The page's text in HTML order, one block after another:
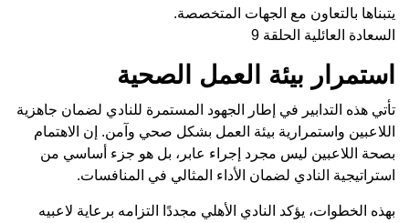
يتبناها بالتعاون مع الجهات المتخصصة.
السعادة العائلية الحلقة 9
استمرار بيئة العمل الصحية
تأتي هذه التدابير في إطار الجهود المستمرة للنادي لضمان جاهزية
اللاعبين واستمرارية بيئة العمل بشكل صحي وآمن. إن الاهتمام
بصحة اللاعبين ليس مجرد إجراء عابر، بل هو جزء أساسي من
استراتيجية النادي لضمان الأداء المثالي في المنافسات.
بهذه الخطوات، يؤكد النادي الأهلي مجددًا التزامه برعاية لاعبيه